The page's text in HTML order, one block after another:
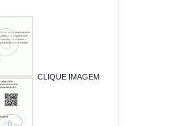
CLIQUE IMAGEM